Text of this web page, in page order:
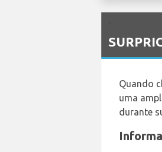
Quando
uma
durante